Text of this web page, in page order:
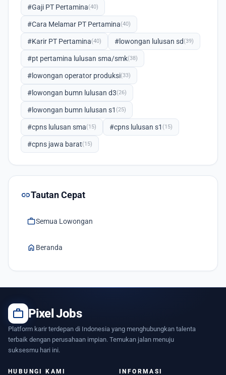
#Gaji PT Pertamina(40)
#Cara Melamar PT Pertamina(40)
#Karir PT Pertamina(40) #lowongan lulusan sd(39)
#pt pertamina lulusan sma/smk(38)
#lowongan operator produksi(33)
#lowongan bumn lulusan d3(26)
#lowongan bumn lulusan s1 (25)
#cpns lulusan sma(15) #cpns lulusan s1 (15)
#cpns jawa barat(15)
linkTautan Cepat
workSemua Lowongan
home Beranda
work Pixel Jobs
Platform karir terdepan di Indonesia yang menghubungkan talenta
terbaik dengan perusahaan impian. Temukan jalan menuju
suksesmu hari ini.
HUBUNGI KAMI INFORMASI